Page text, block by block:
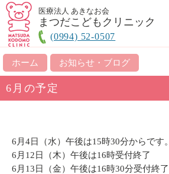
医療法人 あきなお会
まつだこどもクリニック
(0994) 52-0507
ホーム お知らせ・ブログ
6月の予定
6月4日（水）午後は15時30分からです。
6月12日（木）午後は16時受付終了
6月13日（金）午後は16時30分受付終了